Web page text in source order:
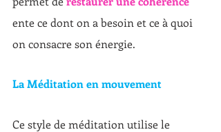
ente ce dont on a besoin et ce à quoi
on consacre son énergie.
La Méditation en mouvement
Ce style de méditation utilise le